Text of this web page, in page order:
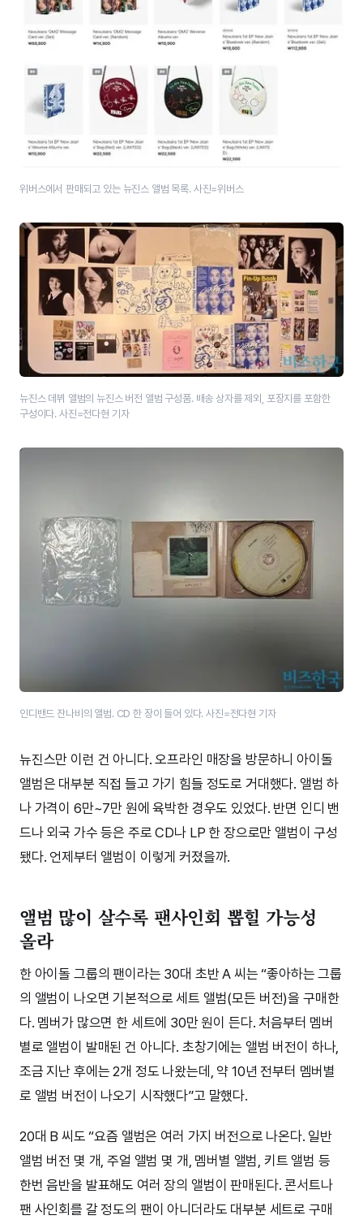
위버스에서 판매되고 있는 뉴진스 앨범 목록. 사진=위버스
뉴진스 데뷔 앨범의 뉴진스 버전 앨범 구성품. 배송 상자를 제외, 포장지를 포함한
구성이다. 사진=전다현 기자
인디밴드 잔나비의 앨범. CD 한 장이 들어 있다. 사진=전다현 기자
뉴진스만 이런 건 아니다. 오프라인 매장을 방문하니 아이돌
앨범은 대부분 직접 들고 가기 힘들 정도로 거대했다. 앨범 하
나 가격이 6만~7만 원에 육박한 경우도 있었다. 반면 인디 밴
드나 외국 가수 등은 주로 CD나 LP 한 장으로만 앨범이 구성
됐다. 언제부터 앨범이 이렇게 커졌을까.
앨범 많이 살수록 팬사인회 뽑힐 가능성
올라
한 아이돌 그룹의 팬이라는 30대 초반 A 씨는 “좋아하는 그룹
의 앨범이 나오면 기본적으로 세트 앨범(모든 버전)을 구매한
다. 멤버가 많으면 한 세트에 30만 원이 든다. 처음부터 멤버
별로 앨범이 발매된 건 아니다. 초창기에는 앨범 버전이 하나,
조금 지난 후에는 2개 정도 나왔는데, 약 10년 전부터 멤버별
로 앨범 버전이 나오기 시작했다”고 말했다.
20대 B 씨도 “요즘 앨범은 여러 가지 버전으로 나온다. 일반
앨범 버전 몇 개, 주얼 앨범 몇 개, 멤버별 앨범, 키트 앨범 등
한번 음반을 발표해도 여러 장의 앨범이 판매된다. 콘서트나
팬 사인회를 갈 정도의 팬이 아니더라도 대부분 세트로 구매